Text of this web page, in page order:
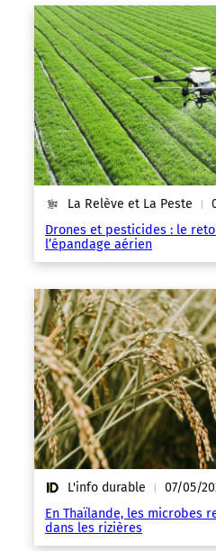
La Relève et La Peste |
Drones et pesticides : le
l’épandage aérien
L'info durable | 07/05/
En Thaïlande, les microbes
dans les rizières